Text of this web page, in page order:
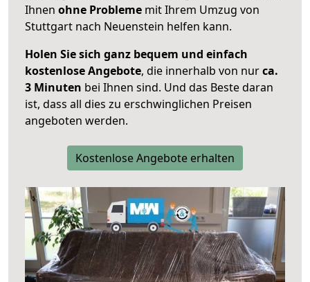
Ihnen ohne Probleme mit Ihrem Umzug von
Stuttgart nach Neuenstein helfen kann.
Holen Sie sich ganz bequem und einfach
kostenlose Angebote, die innerhalb von nurca.
3 Minuten bei Ihnen sind. Und das Beste daran
ist, dass all dies zu erschwinglichen Preisen
angeboten werden.
Kostenlose Angebote erhalten